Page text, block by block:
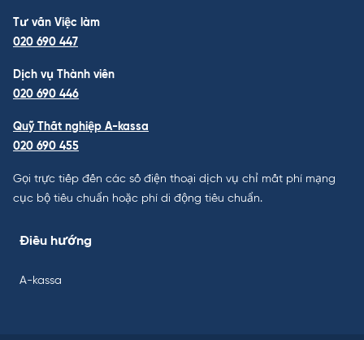
Tư vấn Việc làm
020 690 447
Dịch vụ Thành viên
020 690 446
Quỹ Thất nghiệp A-kassa
020 690 455
Gọi trực tiếp đến các số điện thoại dịch vụ chỉ mất phí mạng
cục bộ tiêu chuẩn hoặc phí di động tiêu chuẩn.
Điều hướng
A-kassa